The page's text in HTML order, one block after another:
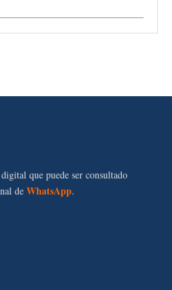
que puede ser consultado
de WhatsApp.